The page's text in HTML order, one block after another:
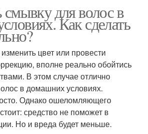
смывку для волос в
Как сделать
цвет или провести
вполне реально обойтись
В этом случае отлично
в домашних условиях.
Однако ошеломляющего
средство не поможет в
Но и вреда будет меньше.